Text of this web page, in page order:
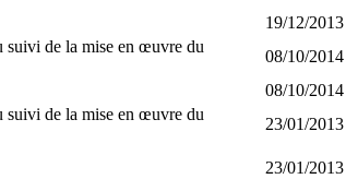
19/12/2013
suivi de la mise en œuvre du
08/10/2014
08/10/2014
suivi de la mise en œuvre du
23/01/2013
23/01/2013